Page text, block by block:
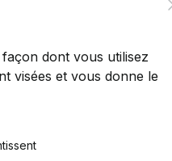
dont vous utilisez
visées et vous donne le